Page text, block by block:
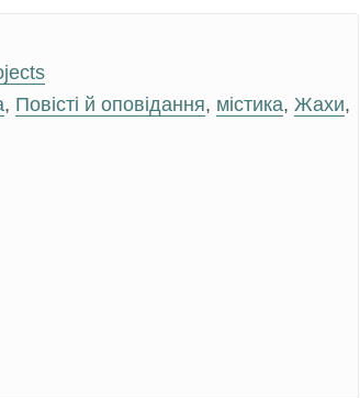
, Повісті й оповідання, містика, Жахи,